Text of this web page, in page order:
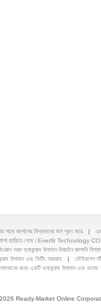
জাপানের বিশ্বমানের মান পূরণ করে |
ছাড়িয়ে গেছে।Everfit Technology
পরম ভ্যাকুয়াম উপাদান ডিজাইন জাপানি
উপাদান এবং ফিটিং সরবরাহ |স্টেইনলেস
জন্য একটি ভ্যাকুয়াম উপাদান এবং
Ready-Market Online